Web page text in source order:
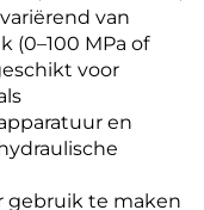
van
(0–100 MPa of
voor
en
gebruik te maken